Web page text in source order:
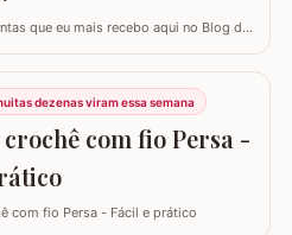
que eu mais recebo aqui no Blog do
é: "Samuel, quanto eu devo cobrar
Eu sei que muitas vezes o medo
justo e não vender fala mais alto, mas
ajudar a mudar…
dezenas viram essa semana
crochê com fio Persa -
com fio Persa - Fácil e prático